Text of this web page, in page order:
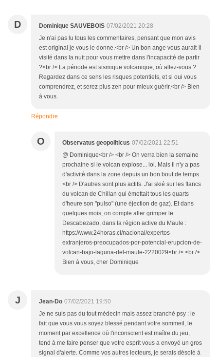
D Dominique SAUVEBOIS 07/02/2021 20:28
Je n'ai pas lu tous les commentaires, pensant que mon avis
est original je vous le donne.<br /> Un bon ange vous aurait-il
visité dans la nuit pour vous mettre dans l'incapacité de partir
?<br /> La période est sismique volcanique, où allez-vous ?
Regardez dans ce sens les risques potentiels, et si oui vous
comprendrez, et serez plus zen pour mieux guérir.<br /> Bien
à vous.
Répondre
O Observatus geopoliticus 07/02/2021 22:51
@ Dominique<br /> <br /> On verra bien la semaine
prochaine si le volcan explose... lol. Mais il n'y a pas
d'activité dans la zone depuis un bon bout de temps.
<br /> D'autres sont plus actifs. J'ai skié sur les flancs
du volcan de Chillan qui émettait tous les quarts
d'heure son "pulso" (une éjection de gaz). Et dans
quelques mois, on compte aller grimper le
Descabezado, dans la région active du Maule :
https://www.24horas.cl/nacional/expertos-
extranjeros-preocupados-por-potencial-erupcion-de-
volcan-bajo-laguna-del-maule-2220029<br /> <br />
Bien à vous, cher Dominique
J Jean-Do 07/02/2021 19:50
Je ne suis pas du tout médecin mais assez branché psy : le
fait que vous vous soyez blessé pendant votre sommeil, le
moment par excellence où l'inconscient est maître du jeu,
tend à me faire penser que votre esprit vous a envoyé un gros
signal d'alerte. Comme vos autres lecteurs, je serais désolé à